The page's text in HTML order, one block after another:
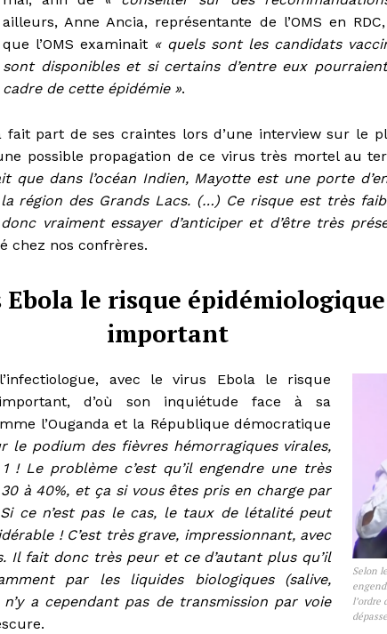
ailleurs, Anne Ancia, représentante de l’OMS en
que l’OMS examinait « quels sont les candidats
sont disponibles et si certains d’entre eux
cadre de cette épidémie ».
fait part de ses craintes lors d’une interview sur le
possible propagation de ce virus très mortel au
que dans l’océan Indien, Mayotte est une porte
région des Grands Lacs. (…) Ce risque est très
vraiment essayer d’anticiper et d’être très
chez nos confrères.
Ebola le risque
important
Selon
l’ordre
avec le virus Ebola le risque
d’où son inquiétude face à sa
l’Ouganda et la République démocratique
le podium des fièvres hémorragiques virales,
! Le problème c’est qu’il engendre une très
à 40%, et ça si vous êtes pris en charge par
ce n’est pas le cas, le taux de létalité peut
! C’est très grave, impressionnant, avec
Il fait donc très peur et ce d’autant plus qu’il
par les liquides biologiques (salive,
a cependant pas de transmission par voie